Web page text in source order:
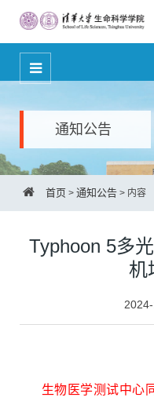
通知公告
首页 > 通知公告 > 内容
Typhoon 5多
机
生物医学测试中心